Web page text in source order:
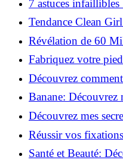
7 astuces
rapidement !
Tendance Clean
l'adoptent?
Révélation de 60
Découvrez le
peau!
Fabriquez votre
tutoriel facile !
Découvrez
Techniques pour un
Banane: Découvrez
beauté!
Découvrez mes
vertus du curcuma!
Réussir vos
astuces infaillibles !
Santé et Beauté: